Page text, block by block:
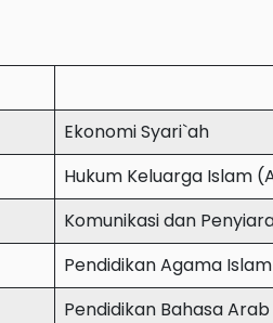
Ekonomi Syari`ah
Hukum Keluarga Islam
Komunikasi dan
Pendidikan Agama Islam
Pendidikan Bahasa Arab